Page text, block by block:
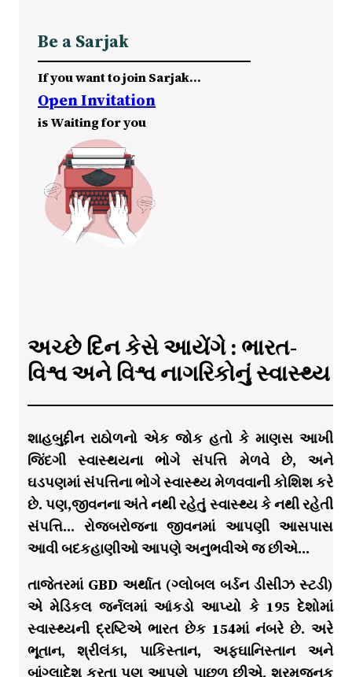
Be a Sarjak
If you want to join Sarjak…
Open Invitation
is Waiting for you
અચ્છે દિન કેસે આયેંગે : ભારત-
વિશ્વ અને વિશ્વ નાગરિકોનું સ્વાસ્થ્ય
શાહબુદ્દીન રાઠોળનો એક જોક હતો કે માણસ આખી
જિંદગી સ્વાસ્થયના ભોગે સંપત્તિ મેળવે છે, અને
ઘડપણમાં સંપત્તિના ભોગે સ્વાસ્થ્ય મેળવવાની કોશિશ કરે
છે. પણ,જીવનના અંતે નથી રહેતું સ્વાસ્થ્ય કે નથી રહેતી
સંપત્તિ… રોજબરોજના જીવનમાં આપણી આસપાસ
આવી બદકહાણીઓ આપણે અનુભવીએ જ છીએ…
તાજેતરમાં GBD અર્થાત (ગ્લોબલ બર્ડન ડીસીઝ સ્ટડી)
એ મેડિકલ જર્નલમાં આંકડો આપ્યો કે 195 દેશોમાં
સ્વાસ્થ્યની દ્રષ્ટિએ ભારત છેક 154માં નંબરે છે. અરે
ભૂતાન, શ્રીલંકા, પાકિસ્તાન, અફઘાનિસ્તાન અને
બાંગ્લાદેશ કરતા પણ આપણે પાછળ છીએ. શરમજનક